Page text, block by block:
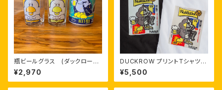
瓶ビールグラス (ダックローFA
CE)
¥2,970
DUCKROW プリントTシャツ 「
N O M I S U G I (飲み過ぎ) 」
¥5,500